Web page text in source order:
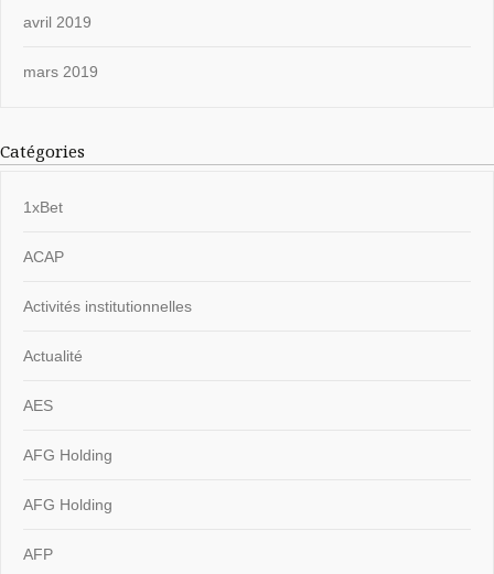
avril 2019
mars 2019
Catégories
1xBet
ACAP
Activités institutionnelles
Actualité
AES
AFG Holding
AFG Holding
AFP